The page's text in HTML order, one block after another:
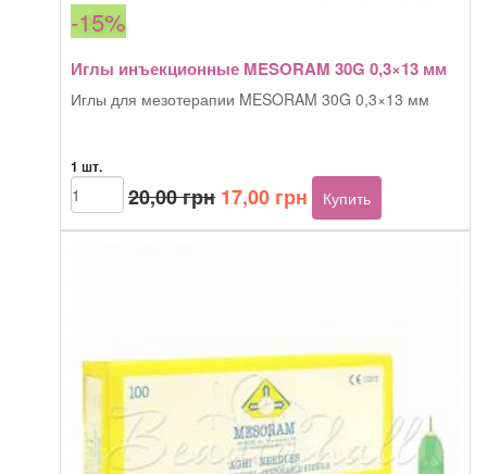
-15%
Иглы инъекционные MESORAM 30G 0,3×13 мм
Иглы для мезотерапии MESORAM 30G 0,3×13 мм
1 шт.
20,00грн Первоначальная
цена
17,00 грнТекущая
цена:
Количество
товара
Иглы
Купить